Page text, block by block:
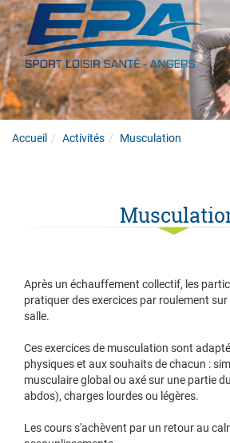
Accueil Activités Musculation
Après un échauffement collectif, les
pratiquer des exercices par roulement sur
salle.
Ces exercices de musculation sont
physiques et aux souhaits de chacun :
musculaire global ou axé sur une partie
abdos), charges lourdes ou légères.
Les cours s'achèvent par un retour au